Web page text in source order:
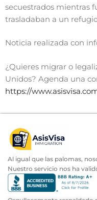
secuestrados mientras
trasladaban a un
Noticia realizada con
¿Quieres migrar o
Unidos? Agenda una
https://
Al igual que las palomas,
Nuestro servicio nos ha